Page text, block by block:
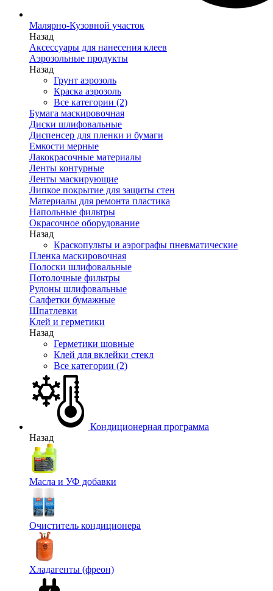
Малярно-Кузовной участок
Назад
Аксессуары для нанесения клеев
Аэрозольные продукты
Назад
Грунт аэрозоль
Краска аэрозоль
Все категории (2)
Бумага маскировочная
Диски шлифовальные
Диспенсер для пленки и бумаги
Емкости мерные
Лакокрасочные материалы
Ленты контурные
Ленты маскирующие
Липкое покрытие для защиты стен
Материалы для ремонта пластика
Напольные фильтры
Окрасочное оборудование
Назад
Краскопульты и аэрографы пневматические
Пленка маскировочная
Полоски шлифовальные
Потолочные фильтры
Рулоны шлифовальные
Салфетки бумажные
Шпатлевки
Клей и герметики
Назад
Герметики шовные
Клей для вклейки стекл
Все категории (2)
Кондиционерная программа
Назад
Масла и УФ добавки
Очиститель кондиционера
Хладагенты (фреон)